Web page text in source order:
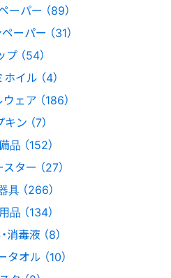
ーパー （89）
ーパー （31）
プ （54）
イル （4）
ェア （186）
ン （7）
品 （152）
ター （27）
具 （266）
品 （134）
消毒液 （8）
オル （10）